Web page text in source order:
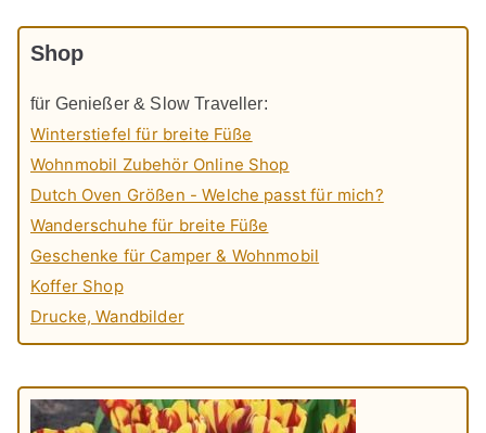
Shop
für Genießer & Slow Traveller:
Winterstiefel für breite Füße
Wohnmobil Zubehör Online Shop
Dutch Oven Größen - Welche passt für mich?
Wanderschuhe für breite Füße
Geschenke für Camper & Wohnmobil
Koffer Shop
Drucke, Wandbilder